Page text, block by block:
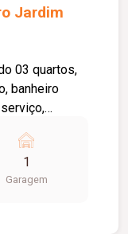
Jardim
03 quartos,
banheiro
1
Garagem